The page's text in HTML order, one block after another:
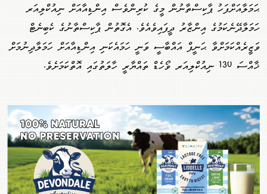
ޙަމަލާއަށްފަހު ޕާކިސްތާނުން މީގެ ކުރިންވެސް އިންޑިއާއަށް ނިއުކްލިއަރ
ހަމަލާދޭނެކަމުގެ އިންޒާރު ދީފައިވެއެވެ. އެގޮތުން ޕާކިސްތާނުގެ ކެބިނެޓް
ވަޒީރެއްކަމަށްވާ ޙަނީފް އައްބާސީ ވަނީ ހަމައެކަނި އިންޑިއާއަށް ހަމަލާދިނުމަށް
ޚާއްސަ 130 ނިއުކްލިއަރ ވޯހެޑް ތައްޔާރީ ހާލަތުގައި އޮތްކަމަށެވެ.